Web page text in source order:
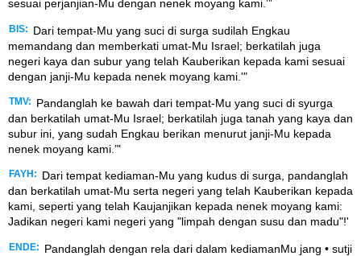
sesuai perjanjian-Mu dengan nenek moyang kami.’”
BIS:
Dari tempat-Mu yang suci di surga sudilah Engkau
memandang dan memberkati umat-Mu Israel; berkatilah juga
negeri kaya dan subur yang telah Kauberikan kepada kami sesuai
dengan janji-Mu kepada nenek moyang kami.'"
TMV:
Pandanglah ke bawah dari tempat-Mu yang suci di syurga
dan berkatilah umat-Mu Israel; berkatilah juga tanah yang kaya dan
subur ini, yang sudah Engkau berikan menurut janji-Mu kepada
nenek moyang kami.’"
FAYH:
Dari tempat kediaman-Mu yang kudus di surga, pandanglah
dan berkatilah umat-Mu serta negeri yang telah Kauberikan kepada
kami, seperti yang telah Kaujanjikan kepada nenek moyang kami:
Jadikan negeri kami negeri yang "limpah dengan susu dan madu"!'
ENDE:
Pandanglah dengan rela dari dalam kediamanMu jang • sutji